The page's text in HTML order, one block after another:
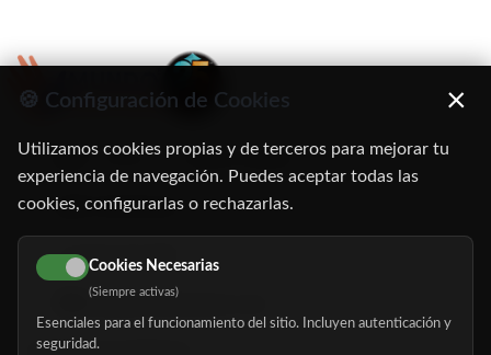
C/ Oruro, 11. 28016 Madrid
91 345 06 26
616 113 103
hola@mundomayor.com
Buscador de residencias
🍪 Configuración de Cookies ×
Utilizamos cookies propias y de terceros para mejorar tu
experiencia de navegación. Puedes aceptar todas las
cookies, configurarlas o rechazarlas.
Cookies Necesarias
(Siempre activas)
Esenciales para el funcionamiento del sitio. Incluyen autenticación y
seguridad.